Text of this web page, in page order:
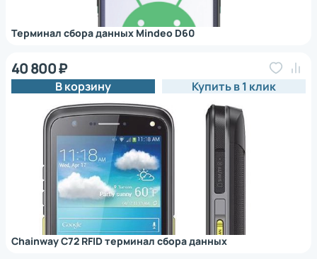
Терминал сбора данных Mindeo D60
Chainway C72 RFID терминал сбора данных
40 800 ₽
В корзину Купить в 1 клик